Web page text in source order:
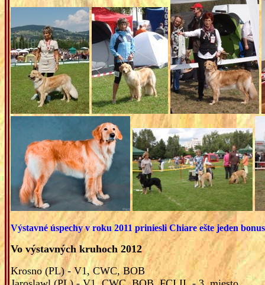
Výstavné úspechy v roku 2011 priniesli Chiare ešte jeden
Vo výstavných kruhoch 2012
Krosno (PL) - V1, CWC, BOB